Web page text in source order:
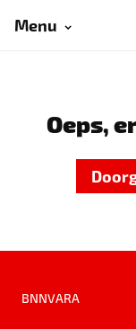
Menu
Oeps,
BNNVARA